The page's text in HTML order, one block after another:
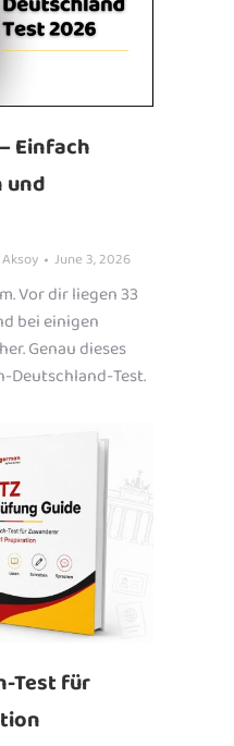
Einfach
June 3, 2026
Vor dir liegen 33
bei einigen
Genau dieses
Deutschland-Test.
Test für